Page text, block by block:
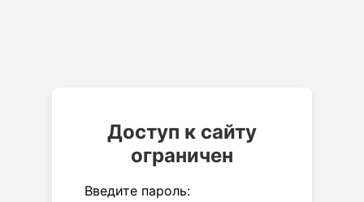
Доступ к сайту
ограничен
Введите пароль: